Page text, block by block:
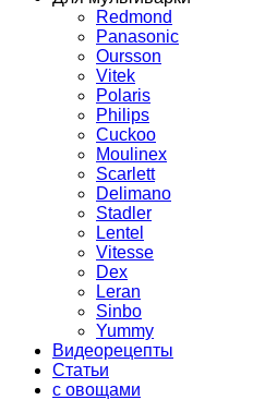
Redmond
Panasonic
Oursson
Vitek
Polaris
Philips
Cuckoo
Moulinex
Scarlett
Delimano
Stadler
Lentel
Vitesse
Dex
Leran
Sinbo
Yummy
Видеорецепты
Статьи
с овощами